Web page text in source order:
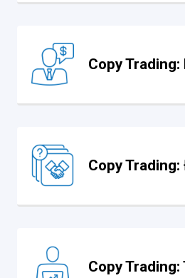
Copy
Copy
Copy Trading: